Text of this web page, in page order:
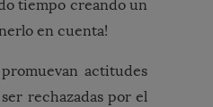
tiempo creando un
en cuenta!
actitudes
rechazadas por el